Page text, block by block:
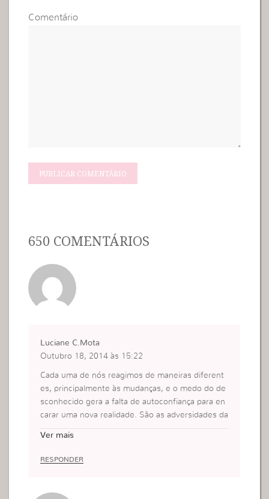
Comentário
650 COMENTÁRIOS
Luciane C.Mota
Outubro 18, 2014 às 15:22
Cada uma de nós reagimos de maneiras diferent
es, principalmente às mudanças, e o medo do de
sconhecido gera a falta de autoconfiança para en
carar uma nova realidade. São as adversidades da
Beijinhos dona Viviane!
Ver mais
RESPONDER